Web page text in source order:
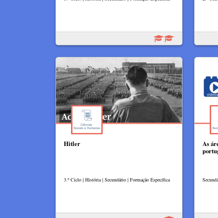
Hitler
3.º Ciclo | História | Secundário | Formação Específica
As